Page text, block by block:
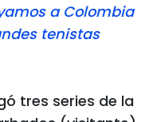
a Colombia
tenistas
tres series de la